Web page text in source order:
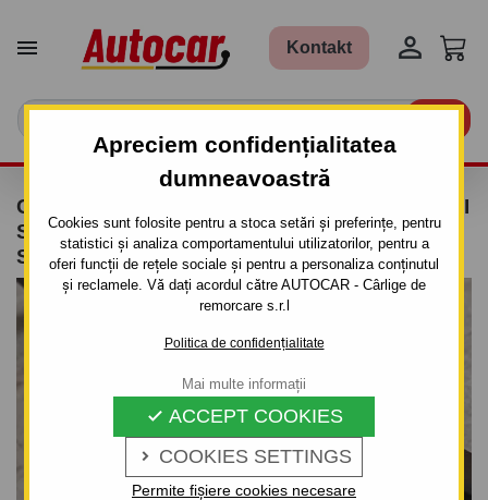
Apreciem confidențialitatea
dumneavoastră
Cookies sunt folosite pentru a stoca setări și preferințe, pentru
statistici și analiza comportamentului utilizatorilor, pentru a
oferi funcții de rețele sociale și pentru a personaliza conținutul
și reclamele. Vă dați acordul către AUTOCAR - Cârlige de
remorcare s.r.l
Politica de confidențialitate
 COOKIES SETTINGS
 ACCEPT COOKIES
Permite fișiere cookies necesare
Mai multe informații
 Kontakt 
CÂRLIG DE REMORCARE PENTRU HYUNDAI
SONATA - 4UŞI.(NF) - SISTEM
SEMIDEMONTABIL -CU ŞURUBURI